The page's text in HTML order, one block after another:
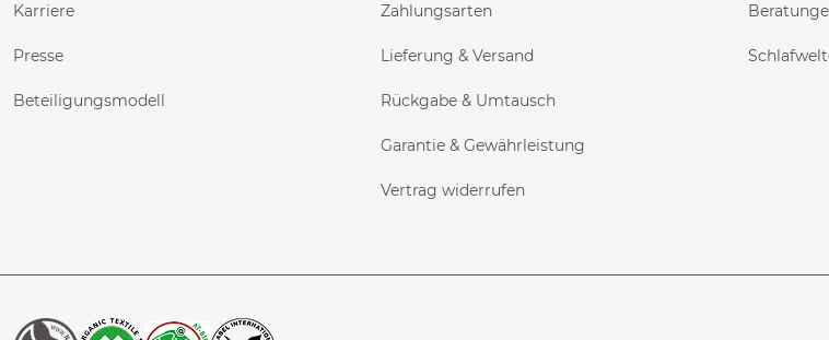
Karriere
Presse
Beteiligungsmodell
Zahlungsarten
Lieferung & Versand
Rückgabe & Umtausch
Garantie & Gewährleistung
Vertrag widerrufen